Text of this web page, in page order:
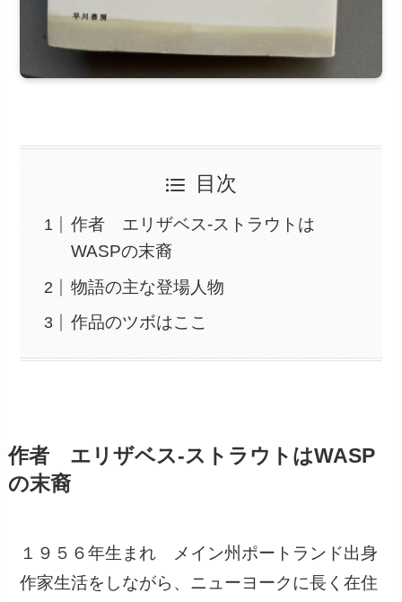
目次
作者 エリザベス-ストラウトは
WASPの末裔
物語の主な登場人物
作品のツボはここ
作者 エリザベス-ストラウトはWASP
の末裔
１９５６年生まれ メイン州ポートランド出身
作家生活をしながら、ニューヨークに長く在住